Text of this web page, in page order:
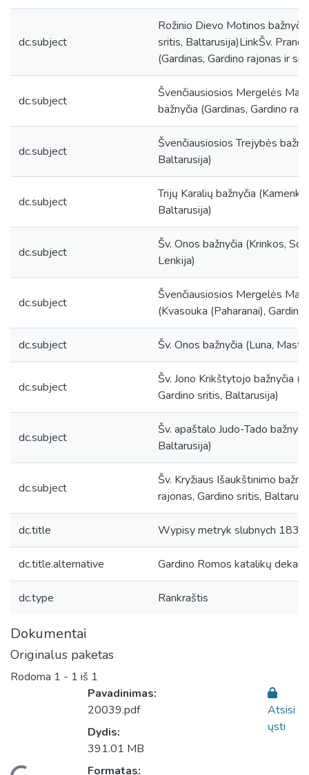
dc.subject
Rožinio Dievo Motinos
sritis, Baltarusija)LinkŠv.
(Gardinas, Gardino rajonas ir
dc.subject
Švenčiausiosios Mergelės
bažnyčia (Gardinas, Gardino
dc.subject
Švenčiausiosios Trejybės
Baltarusija)
dc.subject
Trijų Karalių bažnyčia
Baltarusija)
dc.subject
Šv. Onos bažnyčia (Krinkos,
Lenkija)
dc.subject
Švenčiausiosios Mergelės
(Kvasouka (Paharanai),
dc.subject Šv. Onos bažnyčia (Luna,
dc.subject
Šv. Jono Krikštytojo bažnyčia
Gardino sritis, Baltarusija)
dc.subject
Šv. apaštalo Judo-Tado
Baltarusija)
dc.subject
Šv. Kryžiaus Išaukštinimo
rajonas, Gardino sritis,
dc.title Wypisy metryk slubnych 1834
dc.title.alternative Gardino Romos katalikų
dc.type Rankraštis
Dokumentai
Originalus paketas
Rodoma 1 - 1 iš 1
Pavadinimas:
20039.pdf
Dydis:
391.01 MB
Formatas:
Atsisi
ųsti